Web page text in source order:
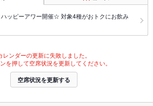
ハッピーアワー開催☆ 対象4種がおトクにお飲み
レンダーの更新に失敗しました。
を押して空席状況を更新してください。
空席状況を更新する